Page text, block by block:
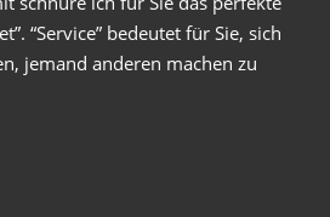
“Service” bedeutet für Sie, sich
jemand anderen machen zu